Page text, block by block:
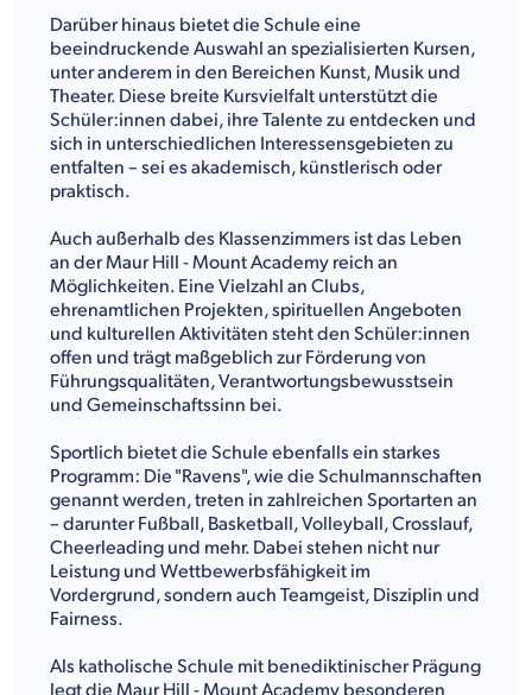
Darüber hinaus bietet die Schule eine
beeindruckende Auswahl an spezialisierten Kursen,
unter anderem in den Bereichen Kunst, Musik und
Theater. Diese breite Kursvielfalt unterstützt die
Schüler:innen dabei, ihre Talente zu entdecken und
sich in unterschiedlichen Interessensgebieten zu
entfalten – sei es akademisch, künstlerisch oder
praktisch.
Auch außerhalb des Klassenzimmers ist das Leben
an der Maur Hill - Mount Academy reich an
Möglichkeiten. Eine Vielzahl an Clubs,
ehrenamtlichen Projekten, spirituellen Angeboten
und kulturellen Aktivitäten steht den Schüler:innen
offen und trägt maßgeblich zur Förderung von
Führungsqualitäten, Verantwortungsbewusstsein
und Gemeinschaftssinn bei.
Sportlich bietet die Schule ebenfalls ein starkes
Programm: Die "Ravens", wie die Schulmannschaften
genannt werden, treten in zahlreichen Sportarten an
– darunter Fußball, Basketball, Volleyball, Crosslauf,
Cheerleading und mehr. Dabei stehen nicht nur
Leistung und Wettbewerbsfähigkeit im
Vordergrund, sondern auch Teamgeist, Disziplin und
Fairness.
Als katholische Schule mit benediktinischer Prägung
legt die Maur Hill - Mount Academy besonderen